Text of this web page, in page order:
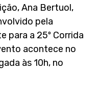
Ana Bertuol,
pela
para a 25º Corrida
acontece no
às 10h, no